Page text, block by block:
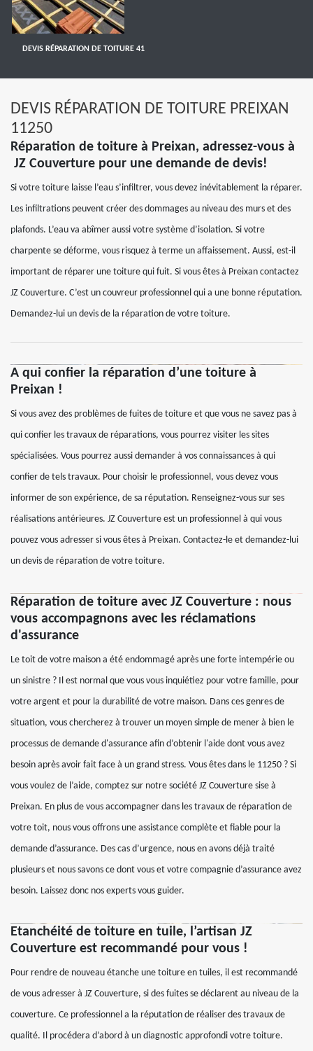
DEVIS RÉPARATION DE TOITURE 41
DEVIS RÉPARATION DE TOITURE PREIXAN
11250
Réparation de toiture à Preixan, adressez-vous à
JZ Couverture pour une demande de devis!
Si votre toiture laisse l’eau s’infiltrer, vous devez inévitablement la réparer.
Les infiltrations peuvent créer des dommages au niveau des murs et des
plafonds. L’eau va abîmer aussi votre système d’isolation. Si votre
charpente se déforme, vous risquez à terme un affaissement. Aussi, est-il
important de réparer une toiture qui fuit. Si vous êtes à Preixan contactez
JZ Couverture. C’est un couvreur professionnel qui a une bonne réputation.
Demandez-lui un devis de la réparation de votre toiture.
A qui confier la réparation d’une toiture à
Preixan !
Si vous avez des problèmes de fuites de toiture et que vous ne savez pas à
qui confier les travaux de réparations, vous pourrez visiter les sites
spécialisées. Vous pourrez aussi demander à vos connaissances à qui
confier de tels travaux. Pour choisir le professionnel, vous devez vous
informer de son expérience, de sa réputation. Renseignez-vous sur ses
réalisations antérieures. JZ Couverture est un professionnel à qui vous
pouvez vous adresser si vous êtes à Preixan. Contactez-le et demandez-lui
un devis de réparation de votre toiture.
Réparation de toiture avec JZ Couverture : nous
vous accompagnons avec les réclamations
d'assurance
Le toit de votre maison a été endommagé après une forte intempérie ou
un sinistre ? Il est normal que vous vous inquiétiez pour votre famille, pour
votre argent et pour la durabilité de votre maison. Dans ces genres de
situation, vous chercherez à trouver un moyen simple de mener à bien le
processus de demande d'assurance afin d’obtenir l'aide dont vous avez
besoin après avoir fait face à un grand stress. Vous êtes dans le 11250 ? Si
vous voulez de l’aide, comptez sur notre société JZ Couverture sise à
Preixan. En plus de vous accompagner dans les travaux de réparation de
votre toit, nous vous offrons une assistance complète et fiable pour la
demande d’assurance. Des cas d’urgence, nous en avons déjà traité
plusieurs et nous savons ce dont vous et votre compagnie d’assurance avez
besoin. Laissez donc nos experts vous guider.
Etanchéité de toiture en tuile, l’artisan JZ
Couverture est recommandé pour vous !
Pour rendre de nouveau étanche une toiture en tuiles, il est recommandé
de vous adresser à JZ Couverture, si des fuites se déclarent au niveau de la
couverture. Ce professionnel a la réputation de réaliser des travaux de
qualité. Il procédera d’abord à un diagnostic approfondi votre toiture.